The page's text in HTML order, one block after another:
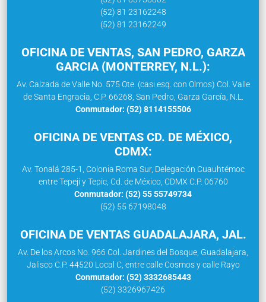
(52) 81 23162248
(52) 81 23162249
OFICINA DE VENTAS, SAN PEDRO, GARZA
GARCIA (MONTERREY, N.L.):
Av. Calzada de Valle No. 575 Ote. (casi esq. con Olmos) Col. Valle
de Santa Engracia, C.P. 66268, San Pedro, Garza García, N.L.
Conmutador: (52) 8114155506
OFICINA DE VENTAS CD. DE MÉXICO,
CDMX:
Av. Tonalá 285-1, Colonia Roma Sur, Delegación Cuauhtémoc
entre Tepeji y Tepic, Cd. de México, CDMX C.P. 06760
Conmutador: (52) 55 55749734
(52) 55 67198048
OFICINA DE VENTAS GUADALAJARA, JAL.
Av. De los Arcos No. 966 Col. Jardines del Bosque, Guadalajara,
Jalisco C.P. 44520 Local C, entre calle Cosmos y calle Rayo
Conmutador: (52) 3332685443
(52) 3326967426